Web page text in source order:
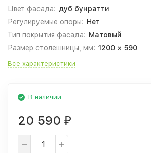
Цвет фасада: дуб бунратти
Регулируемые опоры: Нет
Тип покрытия фасада: Матовый
Размер столешницы, мм: 1200 × 590
Все характеристики
В наличии
20 590 ₽